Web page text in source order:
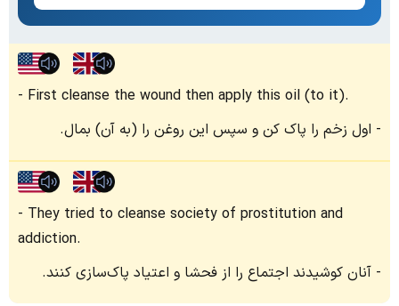
First cleanse the wound then apply this oil (to it).
اول زخم را پاک کن و سپس این روغن را (به آن) بمال.
They tried to cleanse society of prostitution and
addiction.
آنان کوشیدند اجتماع را از فحشا و اعتیاد پاک‌سازی کنند.